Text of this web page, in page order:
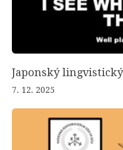
Japonský
7. 12. 2025